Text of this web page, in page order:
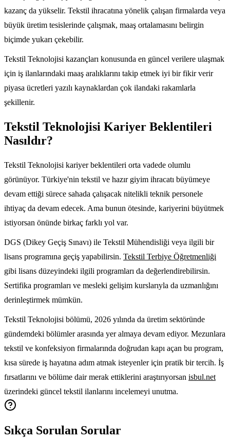
kazanç da yükselir. Tekstil ihracatına yönelik çalışan firmalarda veya
büyük üretim tesislerinde çalışmak, maaş ortalamasını belirgin
biçimde yukarı çekebilir.
Tekstil Teknolojisi kazançları konusunda en güncel verilere ulaşmak
için iş ilanlarındaki maaş aralıklarını takip etmek iyi bir fikir verir
piyasa ücretleri yazılı kaynaklardan çok ilandaki rakamlarla
şekillenir.
Tekstil Teknolojisi Kariyer Beklentileri
Nasıldır?
Tekstil Teknolojisi kariyer beklentileri orta vadede olumlu
görünüyor. Türkiye'nin tekstil ve hazır giyim ihracatı büyümeye
devam ettiği sürece sahada çalışacak nitelikli teknik personele
ihtiyaç da devam edecek. Ama bunun ötesinde, kariyerini büyütmek
istiyorsan önünde birkaç farklı yol var.
DGS (Dikey Geçiş Sınavı) ile Tekstil Mühendisliği veya ilgili bir
lisans programına geçiş yapabilirsin. Tekstil Terbiye Öğretmenliği
gibi lisans düzeyindeki ilgili programları da değerlendirebilirsin.
Sertifika programları ve mesleki gelişim kurslarıyla da uzmanlığını
derinleştirmek mümkün.
Tekstil Teknolojisi bölümü, 2026 yılında da üretim sektöründe
gündemdeki bölümler arasında yer almaya devam ediyor. Mezunlara
tekstil ve konfeksiyon firmalarında doğrudan kapı açan bu program,
kısa sürede iş hayatına adım atmak isteyenler için pratik bir tercih. İş
fırsatlarını ve bölüme dair merak ettiklerini araştırıyorsan isbul.net
üzerindeki güncel tekstil ilanlarını incelemeyi unutma.
Sıkça Sorulan Sorular